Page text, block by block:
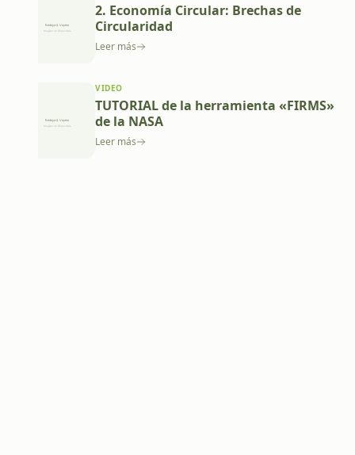
2. Economía Circular: Brechas de
Circularidad
Leer más
VIDEO
TUTORIAL de la herramienta «FIRMS»
de la NASA
Leer más